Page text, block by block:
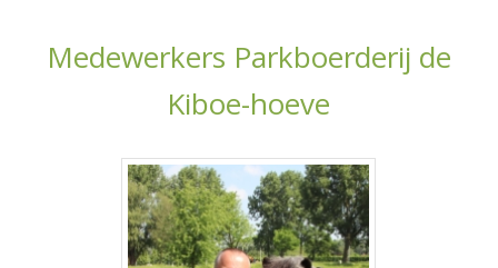
Medewerkers Parkboerderij de
Kiboe-hoeve